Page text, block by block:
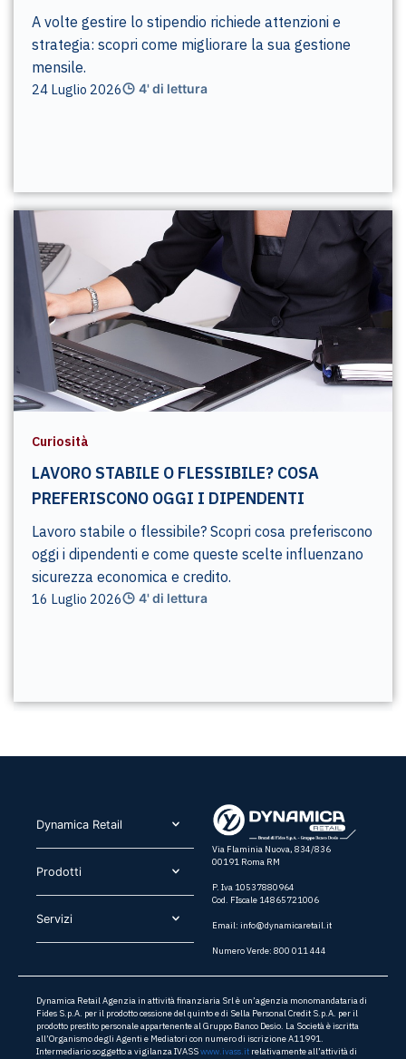
A volte gestire lo stipendio richiede attenzioni e
strategia: scopri come migliorare la sua gestione
mensile.
24 Luglio 2026 4' di lettura
Curiosità
LAVORO STABILE O FLESSIBILE? COSA
PREFERISCONO OGGI I DIPENDENTI
Lavoro stabile o flessibile? Scopri cosa preferiscono
oggi i dipendenti e come queste scelte influenzano
sicurezza economica e credito.
16 Luglio 2026 4' di lettura
Dynamica Retail​
Prodotti​
Servizi​
Via Flaminia Nuova, 834/836
00191 Roma RM
P. Iva 10537880964
Cod. FIscale 14865721006
Email: info@dynamicaretail.it
Numero Verde: 800 011 444
Dynamica Retail Agenzia in attività finanziaria Srl è un’agenzia monomandataria di
Fides S.p.A. per il prodotto cessione del quinto e di Sella Personal Credit S.p.A. per il
prodotto prestito personale appartenente al Gruppo Banco Desio. La Società è iscritta
all’Organismo degli Agenti e Mediatori con numero di iscrizione A11991.
Intermediario soggetto a vigilanza IVASSwww.ivass.it relativamente all’attività di